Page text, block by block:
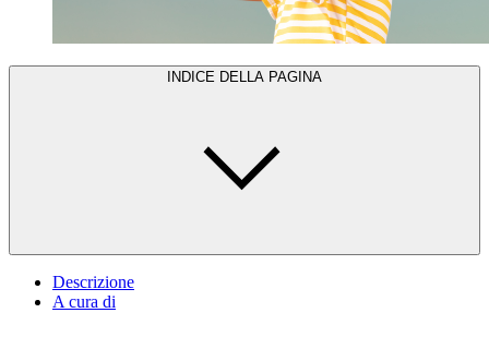
INDICE DELLA PAGINA
Descrizione
A cura di